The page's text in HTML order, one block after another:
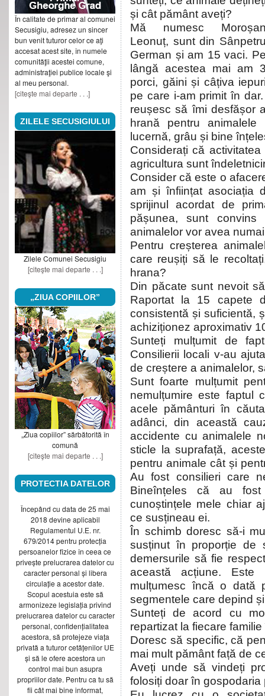
În calitate de primar al comunei
Secusigiu, adresez un sincer
bun venit tuturor celor ce aţi
accesat acest site, în numele
comunităţii acestei comune,
administraţiei publice locale şi
al meu personal.
[citeşte mai departe . . .]
ZILELE SECUSIGIULUI
Zilele Comunei Secusigiu
[citeşte mai departe . . .]
„ZIUA COPIILOR”
„Ziua copiilor” sărbătorită în
comună
[citeşte mai departe . . .]
PROTECTIA DATELOR
Începând cu data de 25 mai
2018 devine aplicabil
Regulamentul U.E. nr.
679/2014 pentru protecția
persoanelor fizice în ceea ce
privește prelucrarea datelor cu
caracter personal și libera
circulație a acestor date.
Scopul acestuia este să
armonizeze legislația privind
prelucrarea datelor cu caracter
personal, confidențialitatea
acestora, să protejeze viața
privată a tuturor cetățenilor UE
și să le ofere acestora un
control mai bun asupra
propriilor date. Pentru ca tu să
fii cât mai bine informat,
și cât pământ aveți?
Mă numesc
Leonuț, sunt din
German și am 15 vaci.
lângă acestea mai am
porci, găini și câțiva
pe care i-am primit în
reușesc să îmi desfășor
hrană pentru
lucernă, grâu și bine
Considerați că
agricultura sunt
Consider că este o
am și înființat asociația
sprijinul acordat de
pășunea, sunt
animalelor vor avea
Pentru creșterea
care reușiți să le
hrana?
Din păcate sunt nevoit
Raportat la 15 capete
consistentă și suficientă,
achiziționez aproximativ
Sunteți mulțumit de
Consilierii locali v-au
de creștere a animalelor,
Sunt foarte mulțumit
nemulțumire este faptul
acele pământuri în
adânci, din această
accidente cu animalele
sticle la suprafață,
pentru animale cât și
Au fost consilieri care
Bineînțeles că au
cunoștințele mele chiar
ce susțineau ei.
În schimb doresc să-i
susținut în proporție
demersurile să fie
această acțiune.
mulțumesc încă o dată
segmentele care depind
Sunteți de acord cu
repartizat la fiecare
Doresc să specific, că
mai mult pământ față de
Aveți unde să vindeți
folosiți doar în gospodaria